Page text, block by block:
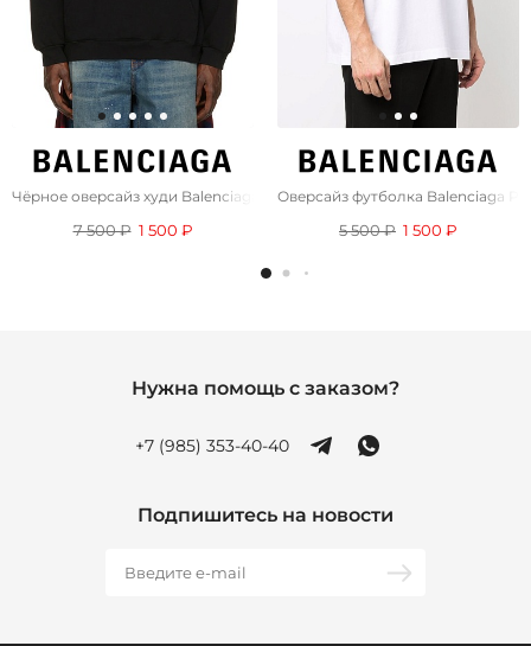
Чёрное оверсайз худи Balenciaga Pixel Logo
7 500 ₽ 1 500 ₽
Оверсайз футболка Balenciaga
5 500 ₽ 1 500 ₽
Нужна помощь с заказом?
+7 (985) 353-40-40
Подпишитесь на новости